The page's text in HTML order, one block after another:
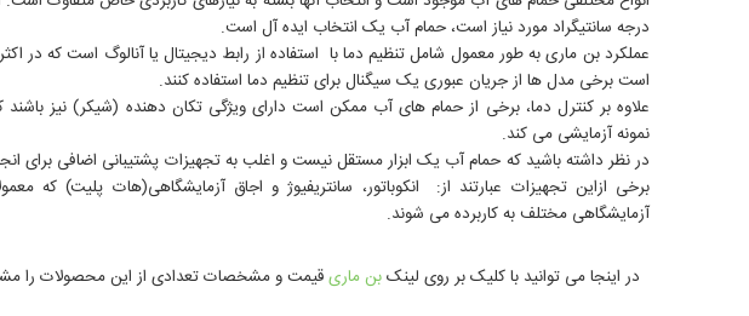
درجه سانتیگراد مورد نیاز است، حمام آب یک انتخاب ایده آل است.
عملکرد بن ماری به طور معمول شامل تنظیم دما با استفاده از رابط دیجیتال یا آنالوگ است که در
است برخی مدل ها از جریان عبوری یک سیگنال برای تنظیم دما استفاده کنند.
علاوه بر کنترل دما، برخی از حمام های آب ممکن است دارای ویژگی تکان دهنده (شیکر) نیز
نمونه آزمایشی می کند.
در نظر داشته باشید که حمام آب یک ابزار مستقل نیست و اغلب به تجهیزات پشتیبانی اضافی برای
برخی ازاین تجهیزات عبارتند از: انکوباتور، سانتریفیوژ و اجاق آزمایشگاهی(هات پلیت) که
آزمایشگاهی مختلف به کاربرده می شوند.
در اینجا می توانید با کلیک بر روی لینکبن ماریقیمت و مشخصات تعدادی از این محصولات را